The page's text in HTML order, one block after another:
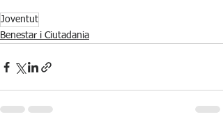
Joventut
Benestar i Ciutadania